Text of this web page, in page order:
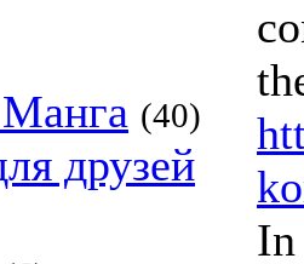
(40)
друзей
In